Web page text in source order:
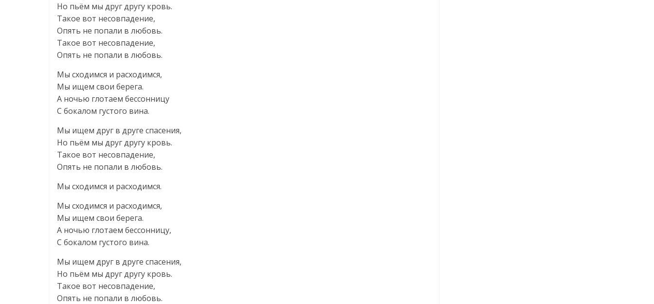
Но пьём мы друг другу кровь.
Такое вот несовпадение,
Опять не попали в любовь.
Такое вот несовпадение,
Опять не попали в любовь.
Мы сходимся и расходимся,
Мы ищем свои берега.
А ночью глотаем бессонницу
С бокалом густого вина.
Мы ищем друг в друге спасения,
Но пьём мы друг другу кровь.
Такое вот несовпадение,
Опять не попали в любовь.
Мы сходимся и расходимся.
Мы сходимся и расходимся,
Мы ищем свои берега.
А ночью глотаем бессонницу,
С бокалом густого вина.
Мы ищем друг в друге спасения,
Но пьём мы друг другу кровь.
Такое вот несовпадение,
Опять не попали в любовь.